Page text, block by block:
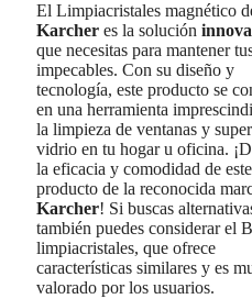
El Limpiacristales magnético
Karcher es la solución
que necesitas para mantener
impecables. Con su diseño y
tecnología, este producto se
en una herramienta
la limpieza de ventanas y
vidrio en tu hogar u oficina.
la eficacia y comodidad de este
producto de la reconocida
Karcher! Si buscas
también puedes considerar el
limpiacristales, que ofrece
características similares y es
valorado por los usuarios.